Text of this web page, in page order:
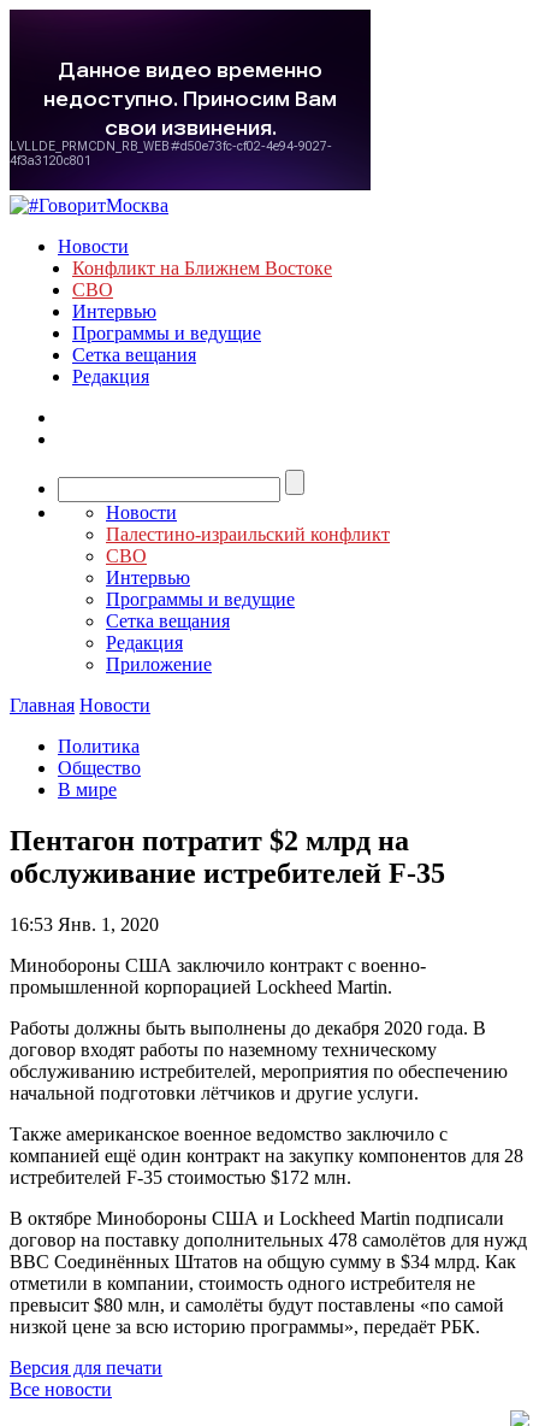
Новости
Конфликт на Ближнем Востоке
СВО
Интервью
Программы и ведущие
Сетка вещания
Редакция
Новости
Палестино-израильский конфликт
СВО
Интервью
Программы и ведущие
Сетка вещания
Редакция
Приложение
Главная Новости
Политика
Общество
В мире
Пентагон потратит $2 млрд на
обслуживание истребителей F-35
16:53 Янв. 1, 2020
Минобороны США заключило контракт с военно-
промышленной корпорацией Lockheed Martin.
Работы должны быть выполнены до декабря 2020 года. В
договор входят работы по наземному техническому
обслуживанию истребителей, мероприятия по обеспечению
начальной подготовки лётчиков и другие услуги.
Также американское военное ведомство заключило с
компанией ещё один контракт на закупку компонентов для 28
истребителей F-35 стоимостью $172 млн.
В октябре Минобороны США и Lockheed Martin подписали
договор на поставку дополнительных 478 самолётов для нужд
ВВС Соединённых Штатов на общую сумму в $34 млрд. Как
отметили в компании, стоимость одного истребителя не
превысит $80 млн, и самолёты будут поставлены «по самой
низкой цене за всю историю программы», передаёт РБК.
Версия для печати
Все новости